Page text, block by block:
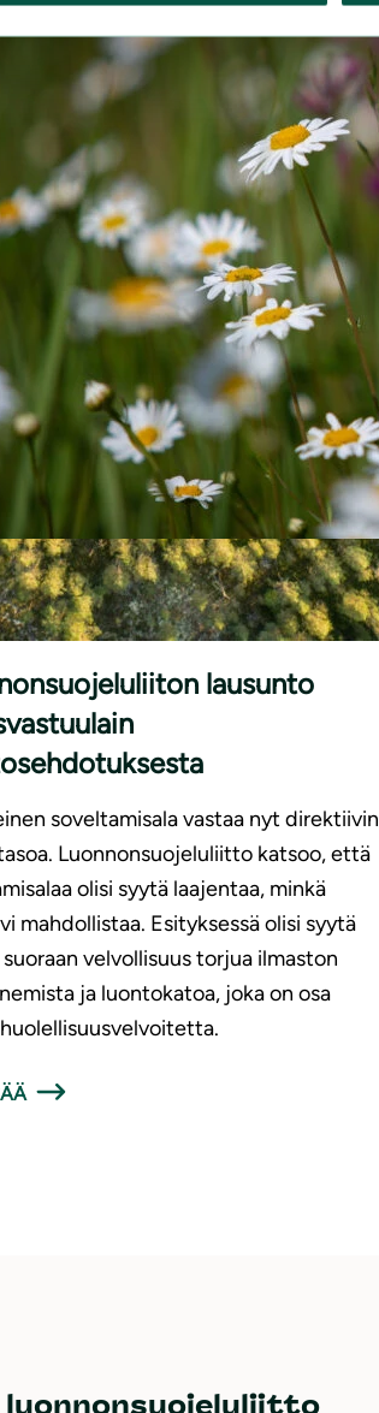
|24.6.2026
lausunto
soveltamisala vastaa nyt direktiivin
Luonnonsuojeluliitto katsoo, että
olisi syytä laajentaa, minkä
mahdollistaa. Esityksessä olisi syytä
velvollisuus torjua ilmaston
ja luontokatoa, joka on osa
luonnonsuojeluliitto